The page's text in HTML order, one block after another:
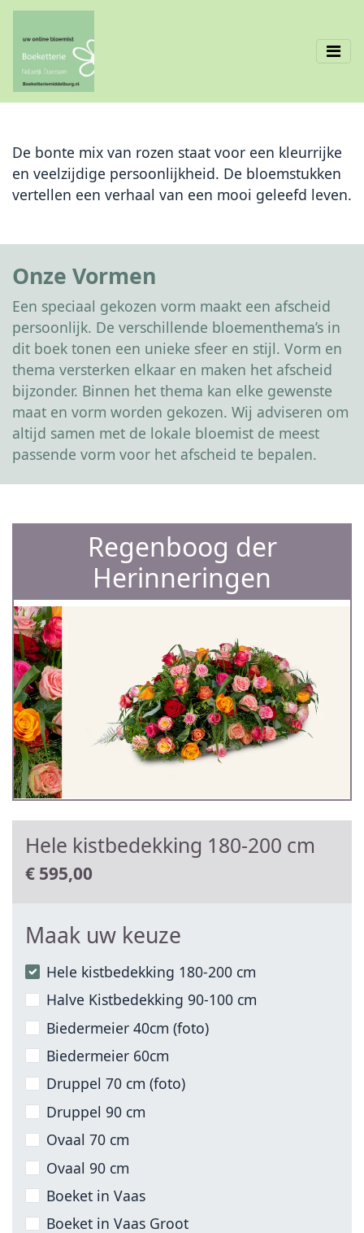
De bonte mix van rozen staat voor een kleurrijke
en veelzijdige persoonlijkheid. De bloemstukken
vertellen een verhaal van een mooi geleefd leven.
Onze Vormen
Een speciaal gekozen vorm maakt een afscheid
persoonlijk. De verschillende bloementhema’s in
dit boek tonen een unieke sfeer en stijl. Vorm en
thema versterken elkaar en maken het afscheid
bijzonder. Binnen het thema kan elke gewenste
maat en vorm worden gekozen. Wij adviseren om
altijd samen met de lokale bloemist de meest
passende vorm voor het afscheid te bepalen.
Regenboog der
Herinneringen
Hele kistbedekking 180-200 cm
€ 595,00
Maak uw keuze
Hele kistbedekking 180-200 cm
Halve Kistbedekking 90-100 cm
Biedermeier 40cm (foto)
Biedermeier 60cm
Druppel 70 cm (foto)
Druppel 90 cm
Ovaal 70 cm
Ovaal 90 cm
Boeket in Vaas
Boeket in Vaas Groot